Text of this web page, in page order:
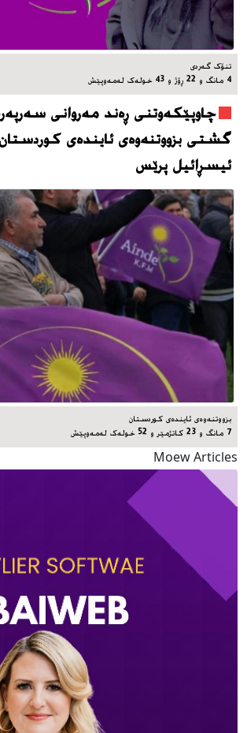
تنۆک گەردی
4 مانگ و 22 ڕۆژ و 43 خوله‌ک له‌مه‌وپێش‌
چاوپێکەوتنی ڕەند مەروانی
گشتی بزووتنەوەی ئایندەی
ئیسڕائیل پرێس
بزووتنەوەی ئایندەی کوردستان
7 مانگ و 23 کاتژمێر و 52 خوله‌ک له‌مه‌وپێش‌
Moew Articles